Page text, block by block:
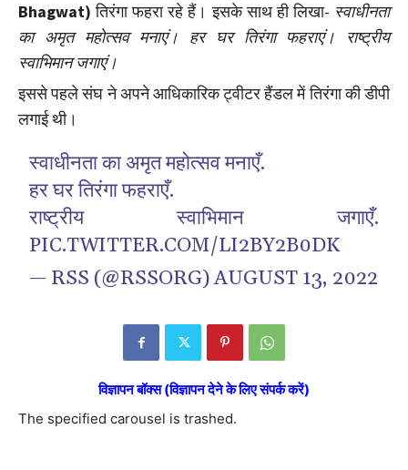
Bhagwat) तिरंगा फहरा रहे हैं। इसके साथ ही लिखा- स्वाधीनता
का अमृत महोत्सव मनाएं। हर घर तिरंगा फहराएं। राष्ट्रीय
स्वाभिमान जगाएं।
इससे पहले संघ ने अपने आधिकारिक ट्वीटर हैंडल में तिरंगा की डीपी
लगाई थी।
स्वाधीनता का अमृत महोत्सव मनाएँ.
हर घर तिरंगा फहराएँ.
राष्ट्रीय स्वाभिमान जगाएँ.
PIC.TWITTER.COM/LI2BY2B0DK
— RSS (@RSSORG)AUGUST 13, 2022
विज्ञापन बॉक्स (विज्ञापन देने के लिए संपर्क करें)
The specified carousel is trashed.